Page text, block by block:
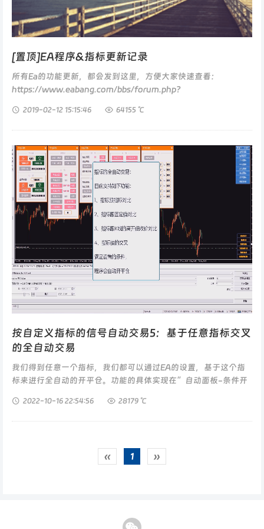
[置顶]EA程序&指标更新记录
所有Ea的功能更新，都会发到这里，方便大家快速查看：
https://www.eabang.com/bbs/forum.php?
2019-02-12 15:15:46 64155 ℃
按自定义指标的信号自动交易5：基于任意指标交叉
的全自动交易
我们得到任意一个指标，我们都可以通过EA的设置，基于这个指
标来进行全自动的开平仓。功能的具体实现在”自动面板-条件开
2022-10-16 22:54:56 28179 ℃
‹‹ 1 ››